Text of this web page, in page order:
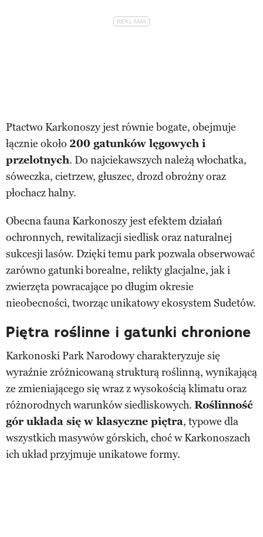
Ptactwo Karkonoszy jest równie bogate, obejmuje
łącznie około 200 gatunków lęgowych i
przelotnych. Do najciekawszych należą włochatka,
sóweczka, cietrzew, głuszec, drozd obrożny oraz
płochacz halny.
Obecna fauna Karkonoszy jest efektem działań
ochronnych, rewitalizacji siedlisk oraz naturalnej
sukcesji lasów. Dzięki temu park pozwala obserwować
zarówno gatunki borealne, relikty glacjalne, jak i
zwierzęta powracające po długim okresie
nieobecności, tworząc unikatowy ekosystem Sudetów.
Piętra roślinne i gatunki chronione
Karkonoski Park Narodowy charakteryzuje się
wyraźnie zróżnicowaną strukturą roślinną, wynikającą
ze zmieniającego się wraz z wysokością klimatu oraz
różnorodnych warunków siedliskowych. Roślinność
gór układa się w klasyczne piętra, typowe dla
wszystkich masywów górskich, choć w Karkonoszach
ich układ przyjmuje unikatowe formy.